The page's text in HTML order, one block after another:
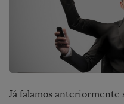
Já falamos anteriormente